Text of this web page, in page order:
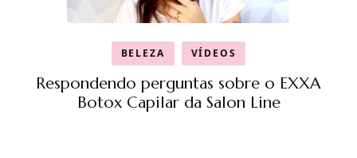
BELEZA VÍDEOS
Respondendo perguntas sobre o EXXA
Botox Capilar da Salon Line